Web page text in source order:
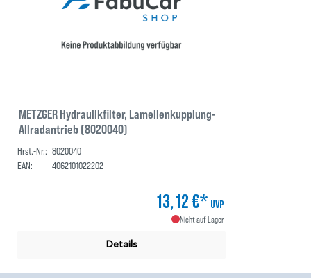
METZGER Hydraulikfilter, Lamellenkupplung-
Allradantrieb (8020040)
Hrst.-Nr.: 8020040
EAN:
4062101022202
13,12 €* UVP
Nicht auf Lager
Details